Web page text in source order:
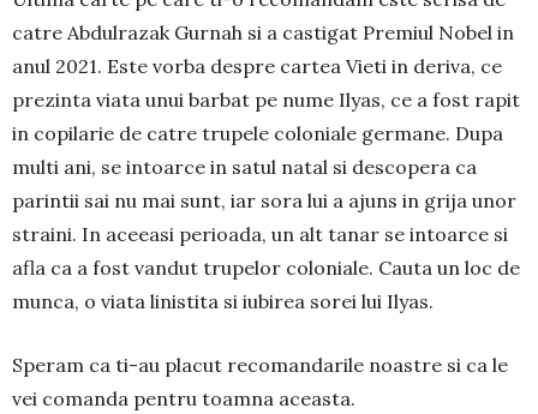
catre Abdulrazak Gurnah si a castigat Premiul Nobel in
anul 2021. Este vorba despre cartea Vieti in deriva, ce
prezinta viata unui barbat pe nume Ilyas, ce a fost rapit
in copilarie de catre trupele coloniale germane. Dupa
multi ani, se intoarce in satul natal si descopera ca
parintii sai nu mai sunt, iar sora lui a ajuns in grija unor
straini. In aceeasi perioada, un alt tanar se intoarce si
afla ca a fost vandut trupelor coloniale. Cauta un loc de
munca, o viata linistita si iubirea sorei lui Ilyas.
Speram ca ti-au placut recomandarile noastre si ca le
vei comanda pentru toamna aceasta.